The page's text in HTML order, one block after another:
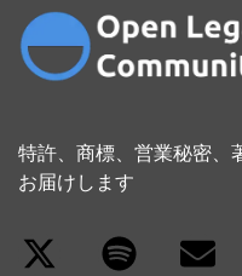
特許、商標、営業秘密、
お届けします